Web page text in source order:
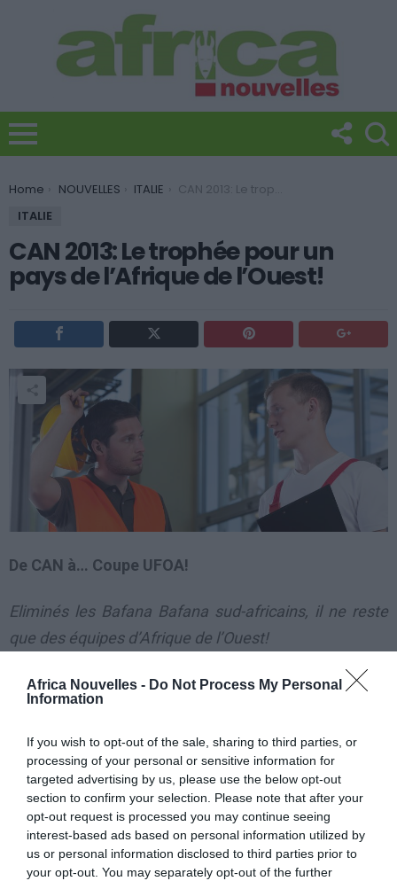
Africa Nouvelles - Do Not Process My Personal
Information
If you wish to opt-out of the sale, sharing to third parties, or
processing of your personal or sensitive information for
targeted advertising by us, please use the below opt-out
section to confirm your selection. Please note that after your
opt-out request is processed you may continue seeing
interest-based ads based on personal information utilized by
us or personal information disclosed to third parties prior to
your opt-out. You may separately opt-out of the further
You are here:
Home NOUVELLES ITALIE
CAN 2013: Le trophée pour un pays de l’Afrique de l’Ouest!
ITALIE
CAN 2013: Le trophée pour un
pays de l’Afrique de l’Ouest!
De CAN à… Coupe UFOA!
Eliminés les Bafana Bafana sud-africains, il ne reste
que des équipes d’Afrique de l’Ouest!
Le Mali s’est qualifié
de la 29
édition de la
CAN. Les Aigles se
sont imposés après
les séances des tirs au
but 3-1. Les Aigles du Mali et les Bafana Bafana se
sont neutralisés au terme des 120 minutes (1-1).